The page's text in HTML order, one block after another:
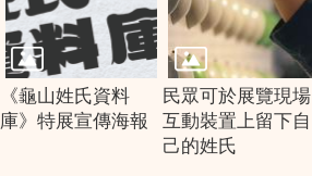
《龜山姓氏資料
庫》特展宣傳海報
民眾可於展覽現場
互動裝置上留下自
己的姓氏